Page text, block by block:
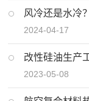
风冷还是水冷
2024-04-17
2023-05-08